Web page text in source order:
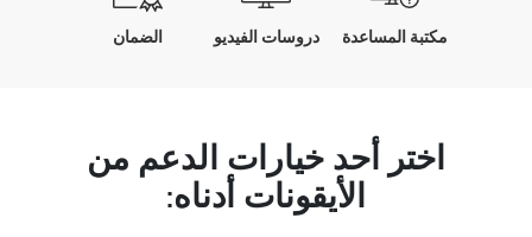
مكتبة المساعدة دروسات الفيديو الضمان
اختر أحد خيارات الدعم من
الأيقونات أدناه: